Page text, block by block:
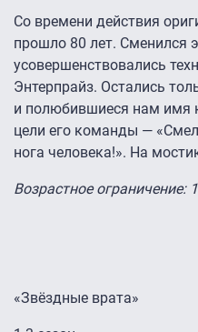
Со времени действия
прошло 80 лет. Сменился
усовершенствовались
Энтерпрайз. Остались
и полюбившиеся нам имя
цели его команды —
нога человека!». На
Возрастное ограничение:
«Звёздные врата»